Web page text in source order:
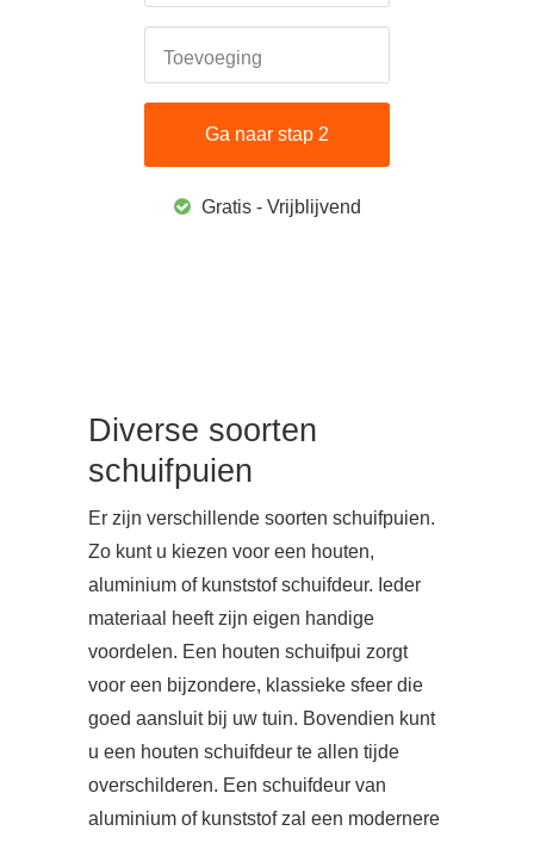
Toevoeging
Gratis - Vrijblijvend
Diverse soorten
schuifpuien
Er zijn verschillende soorten schuifpuien.
Zo kunt u kiezen voor een houten,
aluminium of kunststof schuifdeur. Ieder
materiaal heeft zijn eigen handige
voordelen. Een houten schuifpui zorgt
voor een bijzondere, klassieke sfeer die
goed aansluit bij uw tuin. Bovendien kunt
u een houten schuifdeur te allen tijde
overschilderen. Een schuifdeur van
aluminium of kunststof zal een modernere